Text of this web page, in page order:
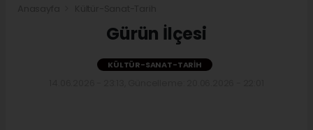
Gürün İlçesi
KÜLTÜR-SANAT-TARIH